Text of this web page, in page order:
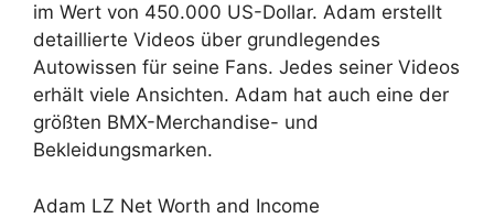
im Wert von 450.000 US-Dollar. Adam erstellt
detaillierte Videos über grundlegendes
Autowissen für seine Fans. Jedes seiner Videos
erhält viele Ansichten. Adam hat auch eine der
größten BMX-Merchandise- und
Bekleidungsmarken.
Adam LZ Net Worth and Income